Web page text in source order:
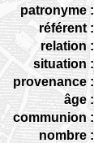
patronyme :
référent :
relation :
situation :
provenance :
âge :
communion :
nombre :